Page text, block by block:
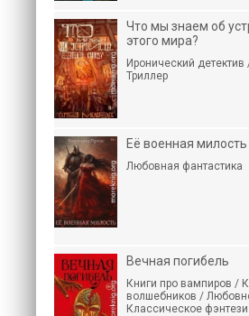
Что мы знаем об
этого мира?
Иронический
Триллер
Её военная милость
Любовная фантастика
Вечная погибель
Книги про вампиров /
волшебников /
Классическое фэнтези